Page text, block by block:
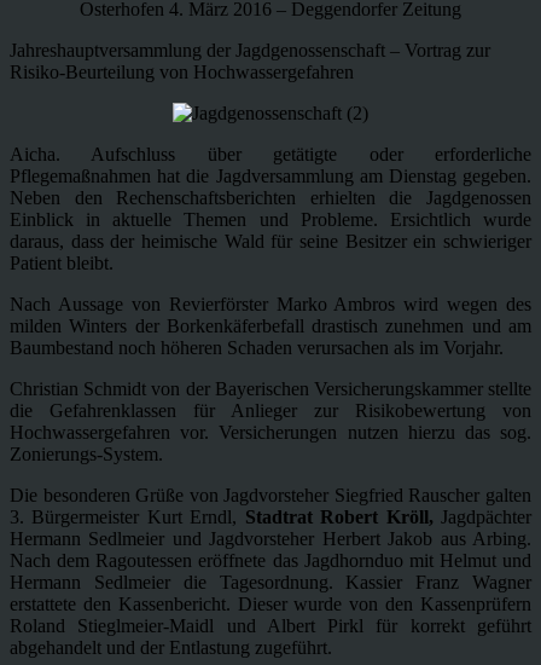
Osterhofen 4. März 2016 – Deggendorfer Zeitung
Jahreshauptversammlung der Jagdgenossenschaft – Vortrag zur
Risiko-Beurteilung von Hochwassergefahren
Aicha. Aufschluss über getätigte oder erforderliche
Pflegemaßnahmen hat die Jagdversammlung am Dienstag gegeben.
Neben den Rechenschaftsberichten erhielten die Jagdgenossen
Einblick in aktuelle Themen und Probleme. Ersichtlich wurde
daraus, dass der heimische Wald für seine Besitzer ein schwieriger
Patient bleibt.
Nach Aussage von Revierförster Marko Ambros wird wegen des
milden Winters der Borkenkäferbefall drastisch zunehmen und am
Baumbestand noch höheren Schaden verursachen als im Vorjahr.
Christian Schmidt von der Bayerischen Versicherungskammer stellte
die Gefahrenklassen für Anlieger zur Risikobewertung von
Hochwassergefahren vor. Versicherungen nutzen hierzu das sog.
Zonierungs-System.
Die besonderen Grüße von Jagdvorsteher Siegfried Rauscher galten
3. Bürgermeister Kurt Erndl, Stadtrat Robert Kröll, Jagdpächter
Hermann Sedlmeier und Jagdvorsteher Herbert Jakob aus Arbing.
Nach dem Ragoutessen eröffnete das Jagdhornduo mit Helmut und
Hermann Sedlmeier die Tagesordnung. Kassier Franz Wagner
erstattete den Kassenbericht. Dieser wurde von den Kassenprüfern
Roland Stieglmeier-Maidl und Albert Pirkl für korrekt geführt
abgehandelt und der Entlastung zugeführt.